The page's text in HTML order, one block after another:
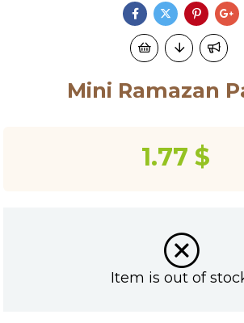
Mini Ramazan
1.77 $
Item is out of